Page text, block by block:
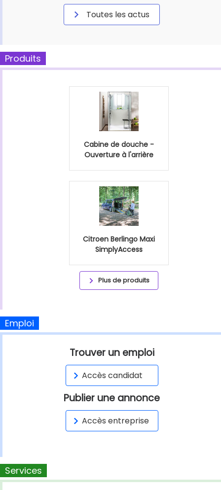
Toutes les actus
Produits
Cabine de douche -
Ouverture à l'arrière
Citroen Berlingo Maxi
SimplyAccess
Plus de produits
Emploi
Trouver un emploi
Accès candidat
Publier une annonce
Accès entreprise
Services